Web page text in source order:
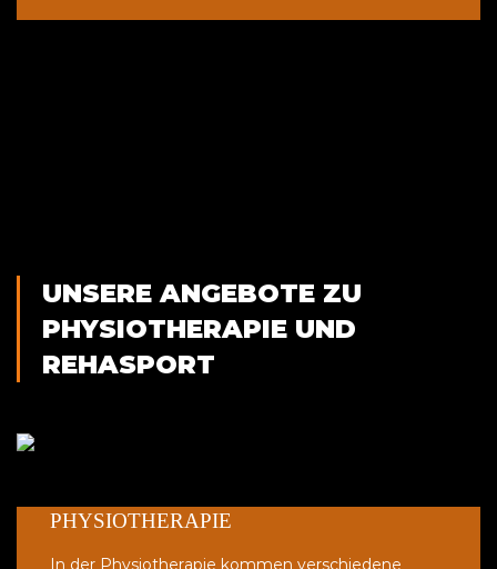
UNSERE ANGEBOTE ZU
PHYSIOTHERAPIE UND
REHASPORT
PHYSIOTHERAPIE
In der Physiotherapie kommen verschiedene